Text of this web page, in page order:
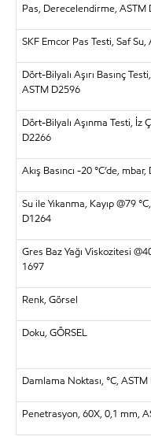
Pas, Derecelendirme, ASTM
SKF Emcor Pas Testi, Saf
Dört-Bilyalı Aşırı Basınç
ASTM D2596
Dört-Bilyalı Aşınma Testi, İz
D2266
Akış Basıncı -20 °C’de,
Su ile Yıkanma, Kayıp @79°
D1264
Gres Baz Yağı Viskozitesi
1697
Renk, Görsel
Doku, GÖRSEL
Damlama Noktası,°C,
Penetrasyon, 60X, 0,1 mm,